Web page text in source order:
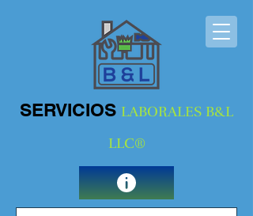
SERVICIOS LABORALES B&L
LLC®